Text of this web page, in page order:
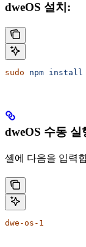
dweOS 설치:
sudo npm install
dweOS 수동 실
셸에 다음을 입력
dwe-os-1